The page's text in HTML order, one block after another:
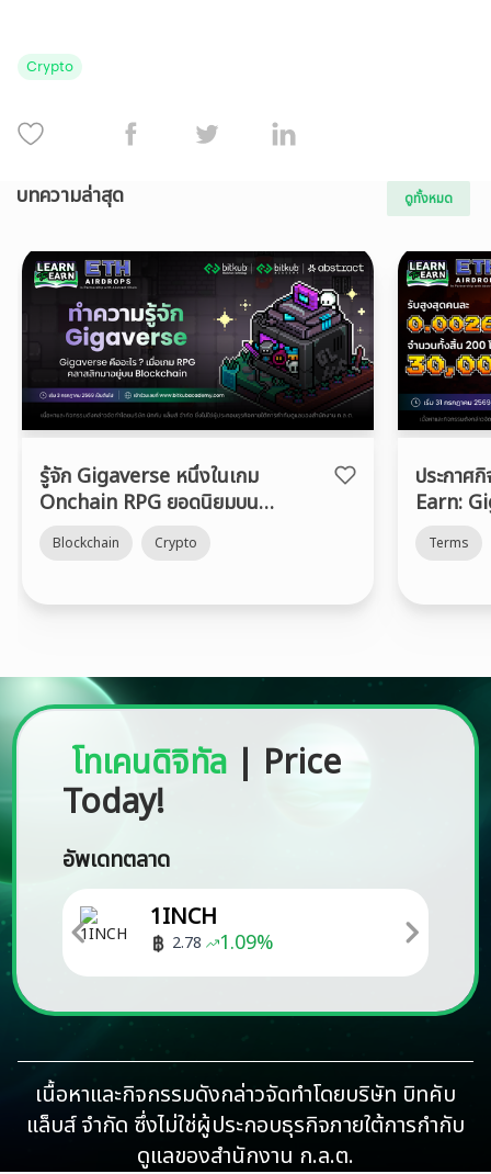
Crypto
บทความล่าสุด ดูทั้งหมด
รู้จัก Gigaverse หนึ่งในเกม
Onchain RPG ยอดนิยมบน
Abstract Chain
Blockchain Crypto
ประกาศ
Earn:
Terms
โทเคนดิจิทัล | Price
Today!
อัพเดทตลาด
1INCH
2.78 1.09%
เนื้อหาและกิจกรรมดังกล่าวจัดทำโดยบริษัท บิทคับ
แล็บส์ จำกัด ซึ่งไม่ใช่ผู้ประกอบธุรกิจภายใต้การกำกับ
ดูแลของสำนักงาน ก.ล.ต.